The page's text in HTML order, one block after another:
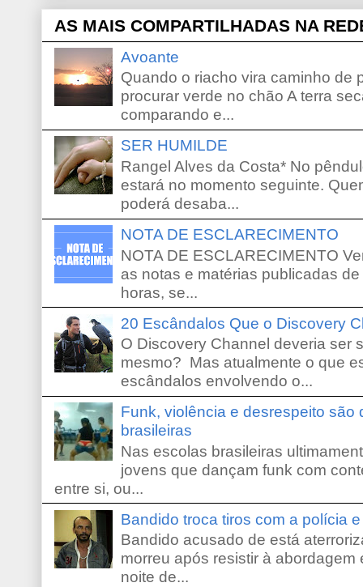
AS MAIS COMPARTILHADAS NA
Avoante
Quando o riacho vira caminho de
procurar verde no chão A terra
comparando e...
SER HUMILDE
Rangel Alves da Costa* No
estará no momento seguinte.
poderá desaba...
NOTA DE ESCLARECIMENTO
NOTA DE ESCLARECIMENTO
as notas e matérias publicadas
horas, se...
20 Escândalos Que o Discovery
O Discovery Channel deveria ser
mesmo? Mas atualmente o que
escândalos envolvendo o...
Funk, violência e desrespeito são
brasileiras
Nas escolas brasileiras
jovens que dançam funk com
entre si, ou...
Bandido troca tiros com a polícia
Bandido acusado de está
morreu após resistir à
noite de...